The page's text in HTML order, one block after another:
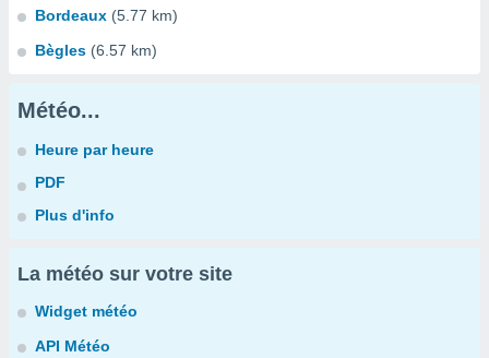
Bordeaux (5.77 km)
Bègles (6.57 km)
Météo...
Heure par heure
PDF
Plus d'info
La météo sur votre site
Widget météo
API Météo